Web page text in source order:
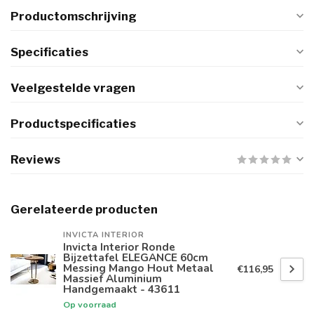
Productomschrijving
Specificaties
Veelgestelde vragen
Productspecificaties
Reviews
Gerelateerde producten
INVICTA INTERIOR
Invicta Interior Ronde
Bijzettafel ELEGANCE 60cm
Messing Mango Hout Metaal
Massief Aluminium
Handgemaakt - 43611
Op voorraad
€116,95